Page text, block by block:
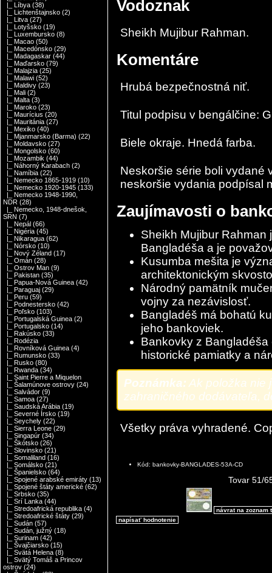
|_ Líbya (38)
|_ Lichtenštajnsko (2)
|_ Litva (27)
|_ Lotyšsko (19)
|_ Luxembursko (8)
|_ Macao (50)
|_ Macedónsko (29)
|_ Madagaskar (44)
|_ Maďarsko (79)
|_ Malajzia (25)
|_ Malawi (52)
|_ Maldivy (23)
|_ Mali (2)
|_ Malta (3)
|_ Maroko (23)
|_ Maurícius (20)
|_ Mauritánia (27)
|_ Mexiko (40)
|_ Mjanmarsko (Barma) (22)
|_ Moldavsko (27)
|_ Mongolsko (60)
|_ Mozambik (44)
|_ Náhorný Karabach (2)
|_ Namíbia (22)
|_ Nemecko 1865-1919 (10)
|_ Nemecko 1920-1945 (133)
|_ Nemecko 1948-1990,
NDR (28)
|_ Nemecko, 1948-dnešok,
SRN (7)
|_ Nepál (66)
|_ Nigéria (45)
|_ Nikaragua (62)
|_ Nórsko (10)
|_ Nový Zéland (17)
|_ Omán (28)
|_ Ostrov Man (9)
|_ Pakistan (35)
|_ Papua-Nová Guinea (42)
|_ Paraguaj (29)
|_ Peru (59)
|_ Podnestersko (42)
|_ Poľsko (103)
|_ Portugalská Guinea (2)
|_ Portugalsko (14)
|_ Rakúsko (33)
|_ Rodézia
|_ Rovníková Guinea (4)
|_ Rumunsko (33)
|_ Rusko (80)
|_ Rwanda (34)
|_ Saint Pierre a Miquelon
|_ Šalamúnove ostrovy (24)
|_ Salvádor (9)
|_ Samoa (27)
|_ Saudská Arábia (19)
|_ Severné Írsko (19)
|_ Seychely (22)
|_ Sierra Leone (29)
|_ Singapúr (34)
|_ Škótsko (26)
|_ Slovinsko (21)
|_ Somaliland (16)
|_ Somálsko (21)
|_ Španielsko (64)
|_ Spojené arabské emiráty (13)
|_ Spojené štáty americké (62)
|_ Srbsko (35)
|_ Srí Lanka (44)
|_ Stredoafrická republika (4)
|_ Stredoafrické štáty (29)
|_ Sudán (57)
|_ Sudán, južný (18)
|_ Surinam (42)
|_ Švajčiarsko (15)
|_ Svätá Helena (8)
|_ Svätý Tomáš a Princov
ostrov (24)
Vodoznak
Sheikh Mujibur Rahman.
Komentáre
Hrubá bezpečnostná niť.
Titul podpisu v bengálčine:
Biele okraje. Hnedá farba.
Neskoršie série boli vydané
neskoršie vydania podpísal
Zaujímavosti o
Sheikh Mujibur
Bangladéša a je
Kusumba mešita je
architektonickým
Národný pamätník
vojny za nezávislosť.
Bangladéš má bohatú
jeho bankoviek.
Bankovky z
historické pamiatky a
Poznámka: Ak položka nie
zahraničného dodávateľa,
Všetky práva vyhradené.
Kód: bankovky-BANGLADES-53A-CD
Tovar 51/
návrat na zoznam
napísať hodnotenie